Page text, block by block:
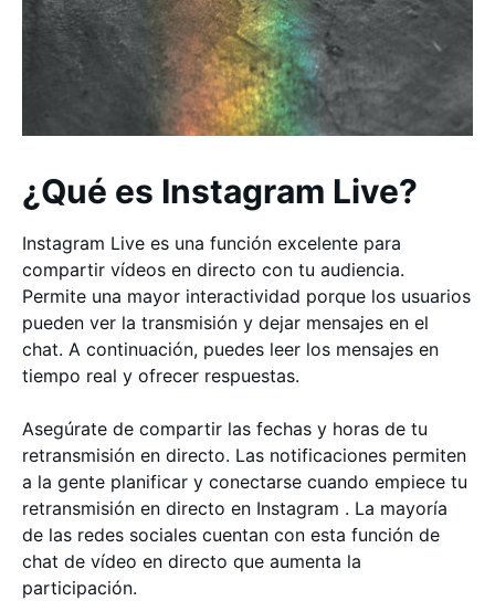
¿Qué es Instagram Live?
Instagram Live es una función excelente para
compartir vídeos en directo con tu audiencia.
Permite una mayor interactividad porque los usuarios
pueden ver la transmisión y dejar mensajes en el
chat. A continuación, puedes leer los mensajes en
tiempo real y ofrecer respuestas.
Asegúrate de compartir las fechas y horas de tu
retransmisión en directo. Las notificaciones permiten
a la gente planificar y conectarse cuando empiece tu
retransmisión en directo en Instagram . La mayoría
de las redes sociales cuentan con esta función de
chat de vídeo en directo que aumenta la
participación.